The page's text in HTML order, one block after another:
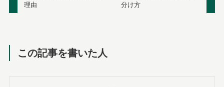
理由
分け方
この記事を書いた人